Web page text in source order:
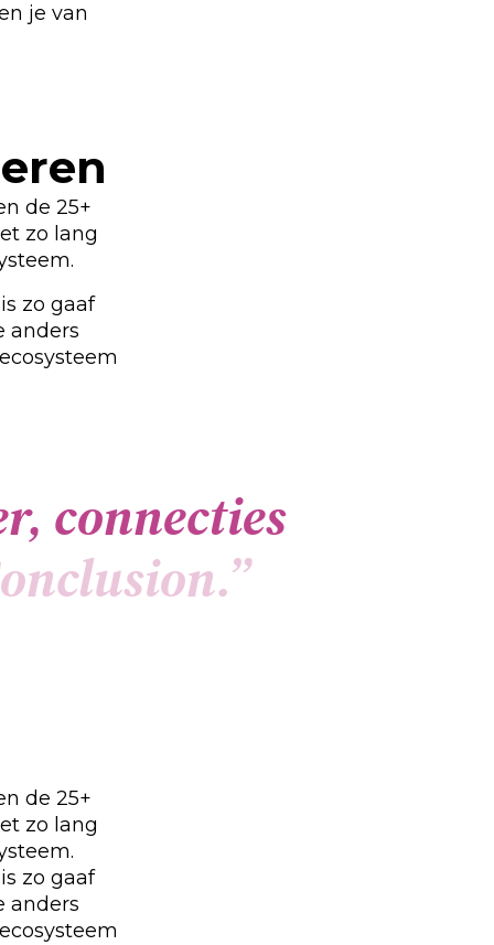
je van
de 25+
zo lang
zo gaaf
anders
r, connecties
onclusion.”
de 25+
zo lang
zo gaaf
anders